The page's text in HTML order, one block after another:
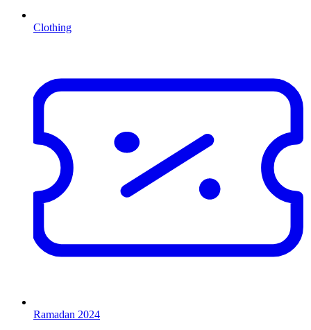
Clothing
Ramadan 2024